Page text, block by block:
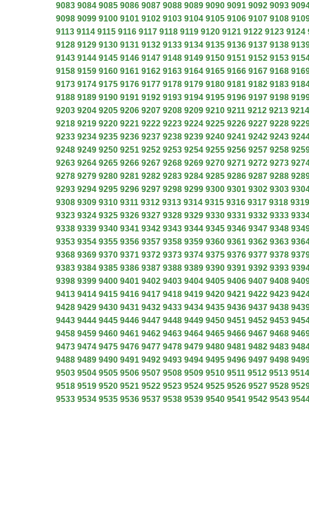
9083 9084 9085 9086 9087 9088 9089 9090 9091 9092 9093
9098 9099 9100 9101 9102 9103 9104 9105 9106 9107 9108
9113 9114 9115 9116 9117 9118 9119 9120 9121 9122 9123 9124
9128 9129 9130 9131 9132 9133 9134 9135 9136 9137 9138
9143 9144 9145 9146 9147 9148 9149 9150 9151 9152 9153
9158 9159 9160 9161 9162 9163 9164 9165 9166 9167 9168
9173 9174 9175 9176 9177 9178 9179 9180 9181 9182 9183
9188 9189 9190 9191 9192 9193 9194 9195 9196 9197 9198
9203 9204 9205 9206 9207 9208 9209 9210 9211 9212 9213 9214
9218 9219 9220 9221 9222 9223 9224 9225 9226 9227 9228
9233 9234 9235 9236 9237 9238 9239 9240 9241 9242 9243
9248 9249 9250 9251 9252 9253 9254 9255 9256 9257 9258
9263 9264 9265 9266 9267 9268 9269 9270 9271 9272 9273
9278 9279 9280 9281 9282 9283 9284 9285 9286 9287 9288
9293 9294 9295 9296 9297 9298 9299 9300 9301 9302 9303
9308 9309 9310 9311 9312 9313 9314 9315 9316 9317 9318 9319
9323 9324 9325 9326 9327 9328 9329 9330 9331 9332 9333
9338 9339 9340 9341 9342 9343 9344 9345 9346 9347 9348
9353 9354 9355 9356 9357 9358 9359 9360 9361 9362 9363
9368 9369 9370 9371 9372 9373 9374 9375 9376 9377 9378
9383 9384 9385 9386 9387 9388 9389 9390 9391 9392 9393
9398 9399 9400 9401 9402 9403 9404 9405 9406 9407 9408
9413 9414 9415 9416 9417 9418 9419 9420 9421 9422 9423
9428 9429 9430 9431 9432 9433 9434 9435 9436 9437 9438
9443 9444 9445 9446 9447 9448 9449 9450 9451 9452 9453
9458 9459 9460 9461 9462 9463 9464 9465 9466 9467 9468
9473 9474 9475 9476 9477 9478 9479 9480 9481 9482 9483
9488 9489 9490 9491 9492 9493 9494 9495 9496 9497 9498
9503 9504 9505 9506 9507 9508 9509 9510 9511 9512 9513 9514
9518 9519 9520 9521 9522 9523 9524 9525 9526 9527 9528
9533 9534 9535 9536 9537 9538 9539 9540 9541 9542 9543